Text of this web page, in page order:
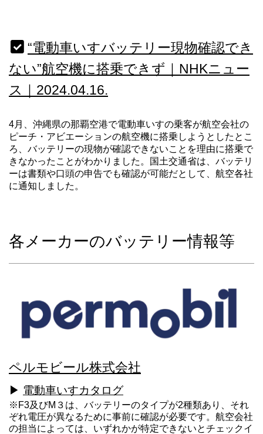
“電動車いすバッテリー現物確認でき
ない”航空機に搭乗できず｜NHKニュー
ス｜2024.04.16.
4月、沖縄県の那覇空港で電動車いすの乗客が航空会社の
ピーチ・アビエーションの航空機に搭乗しようとしたとこ
ろ、バッテリーの現物が確認できないことを理由に搭乗で
きなかったことがわかりました。国土交通省は、バッテリ
ーは書類や口頭の申告でも確認が可能だとして、航空各社
に通知しました。
各メーカーのバッテリー情報等
ペルモビール株式会社
▶ 電動車いすカタログ
※F3及びM３は、バッテリーのタイプが2種類あり、それ
ぞれ電圧が異なるために事前に確認が必要です。航空会社
の担当によっては、いずれかが特定できないとチェックイ